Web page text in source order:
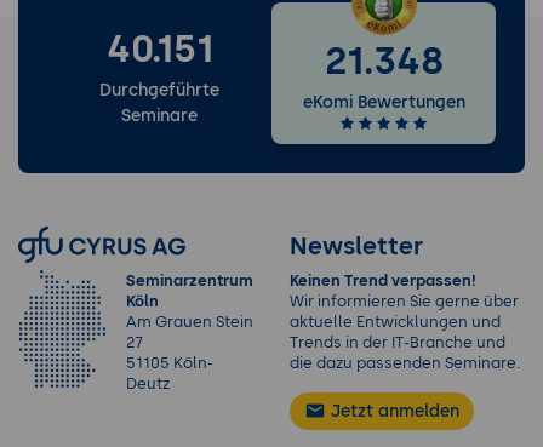
40.151
Durchgeführte
Seminare
21.348
eKomi Bewertungen
Seminarzentrum
Köln
Am Grauen Stein
27
51105 Köln-
Deutz
Newsletter
Keinen Trend verpassen!
Wir informieren Sie gerne über
aktuelle Entwicklungen und
Trends in der IT-Branche und
die dazu passenden Seminare.
Jetzt anmelden